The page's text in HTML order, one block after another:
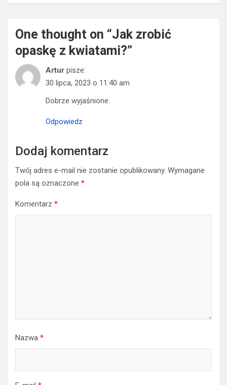
One thought on “Jak zrobić
opaskę z kwiatami?”
Artur pisze:
30 lipca, 2023 o 11:40 am
Dobrze wyjaśnione.
Odpowiedz
Dodaj komentarz
Twój adres e-mail nie zostanie opublikowany. Wymagane
pola są oznaczone *
Komentarz *
Nazwa *